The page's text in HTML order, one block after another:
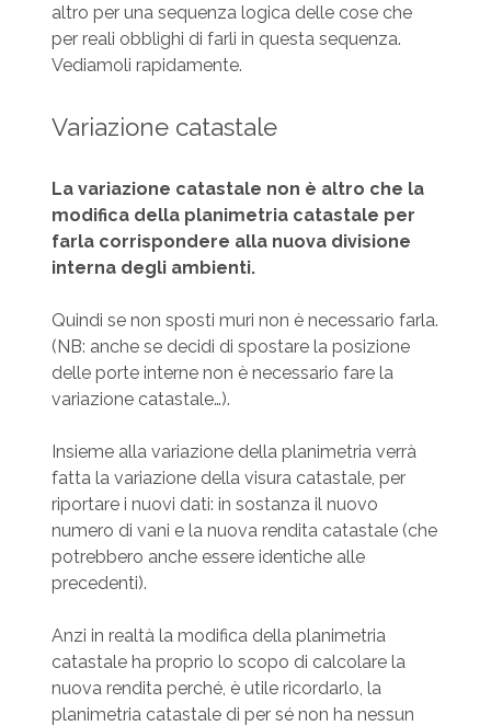
altro per una sequenza logica delle cose che
per reali obblighi di farli in questa sequenza.
Vediamoli rapidamente.
Variazione catastale
La variazione catastale non è altro che la
modifica della planimetria catastale per
farla corrispondere alla nuova divisione
interna degli ambienti.
Quindi se non sposti muri non è necessario farla.
(NB: anche se decidi di spostare la posizione
delle porte interne non è necessario fare la
variazione catastale…).
Insieme alla variazione della planimetria verrà
fatta la variazione della visura catastale, per
riportare i nuovi dati: in sostanza il nuovo
numero di vani e la nuova rendita catastale (che
potrebbero anche essere identiche alle
precedenti).
Anzi in realtà la modifica della planimetria
catastale ha proprio lo scopo di calcolare la
nuova rendita perché, è utile ricordarlo, la
planimetria catastale di per sé non ha nessun